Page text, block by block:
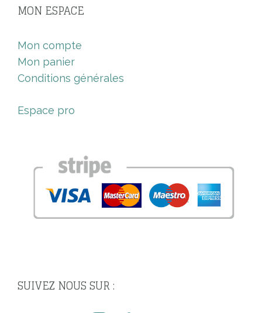
MON ESPACE
Mon compte
Mon panier
Conditions générales
Espace pro
SUIVEZ NOUS SUR :